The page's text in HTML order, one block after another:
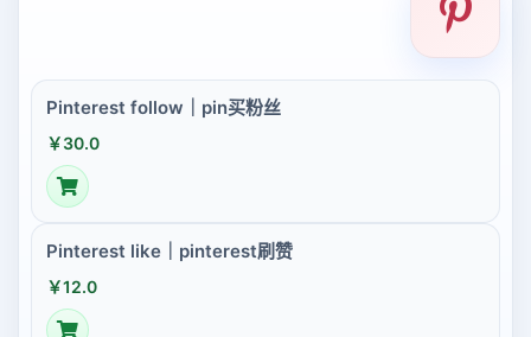
Pinterest follow｜pin买粉丝
￥30.0
Pinterest like｜pinterest刷赞
￥12.0